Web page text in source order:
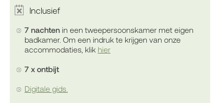
Inclusief
7 nachten in een tweepersoonskamer met eigen
badkamer. Om een indruk te krijgen van onze
accommodaties, klik hier
7 x ontbijt
Digitale gids.